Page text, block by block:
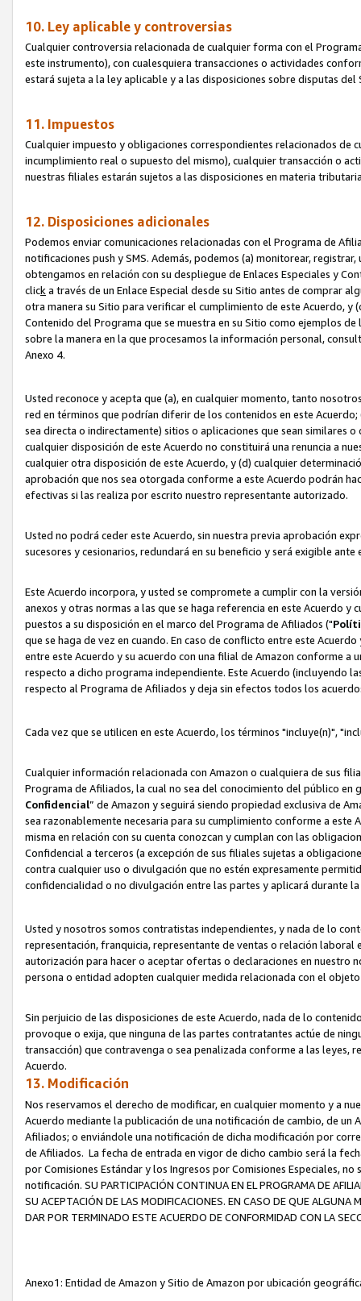
10. Ley aplicable y controversias
Cualquier controversia relacionada de cualquier forma con el
este instrumento), con cualesquiera transacciones o actividades
estará sujeta a la ley aplicable y a las disposiciones sobre disputas
11. Impuestos
Cualquier impuesto y obligaciones correspondientes relacionados de
incumplimiento real o supuesto del mismo), cualquier transacción o
nuestras filiales estarán sujetos a las disposiciones en materia
12. Disposiciones adicionales
Podemos enviar comunicaciones relacionadas con el Programa de
notificaciones push y SMS. Además, podemos (a) monitorear,
obtengamos en relación con su despliegue de Enlaces Especiales y
clicka través de un Enlace Especial desde su Sitio antes de comprar
otra manera su Sitio para verificar el cumplimiento de este Acuerdo,
Contenido del Programa que se muestra en su Sitio como ejemplos
sobre la manera en la que procesamos la información personal,
Anexo 4.
Usted reconoce y acepta que (a), en cualquier momento, tanto
red en términos que podrían diferir de los contenidos en este
sea directa o indirectamente) sitios o aplicaciones que sean similares
cualquier disposición de este Acuerdo no constituirá una renuncia a
cualquier otra disposición de este Acuerdo, y (d) cualquier
aprobación que nos sea otorgada conforme a este Acuerdo podrán
efectivas si las realiza por escrito nuestro representante autorizado.
Usted no podrá ceder este Acuerdo, sin nuestra previa aprobación
sucesores y cesionarios, redundará en su beneficio y será exigible
Este Acuerdo incorpora, y usted se compromete a cumplir con la
anexos y otras normas a las que se haga referencia en este Acuerdo
puestos a su disposición en el marco del Programa de Afiliados ("
que se haga de vez en cuando. En caso de conflicto entre este
entre este Acuerdo y su acuerdo con una filial de Amazon conforme
respecto a dicho programa independiente. Este Acuerdo (incluyendo
respecto al Programa de Afiliados y deja sin efectos todos los
Cada vez que se utilicen en este Acuerdo, los términos "incluye(n)",
Cualquier información relacionada con Amazon o cualquiera de sus
Programa de Afiliados, la cual no sea del conocimiento del público
Confidencial” de Amazon y seguirá siendo propiedad exclusiva de
sea razonablemente necesaria para su cumplimiento conforme a
misma en relación con su cuenta conozcan y cumplan con las
Confidencial a terceros (a excepción de sus filiales sujetas a
contra cualquier uso o divulgación que no estén expresamente
confidencialidad o no divulgación entre las partes y aplicará durante
Usted y nosotros somos contratistas independientes, y nada de lo
representación, franquicia, representante de ventas o relación
autorización para hacer o aceptar ofertas o declaraciones en nuestro
persona o entidad adopten cualquier medida relacionada con el
Sin perjuicio de las disposiciones de este Acuerdo, nada de lo
provoque o exija, que ninguna de las partes contratantes actúe de
transacción) que contravenga o sea penalizada conforme a las leyes,
Acuerdo.
13. Modificación
Nos reservamos el derecho de modificar, en cualquier momento y a
Acuerdo mediante la publicación de una notificación de cambio, de
Afiliados; o enviándole una notificación de dicha modificación por
de Afiliados. La fecha de entrada en vigor de dicho cambio será la
por Comisiones Estándar y los Ingresos por Comisiones Especiales,
notificación. SU PARTICIPACIÓN CONTINUA EN EL PROGRAMA DE
SU ACEPTACIÓN DE LAS MODIFICACIONES. EN CASO DE QUE ALGUNA
DAR POR TERMINADO ESTE ACUERDO DE CONFORMIDAD CON LA
Anexo1: Entidad de Amazon y Sitio de Amazon por ubicación